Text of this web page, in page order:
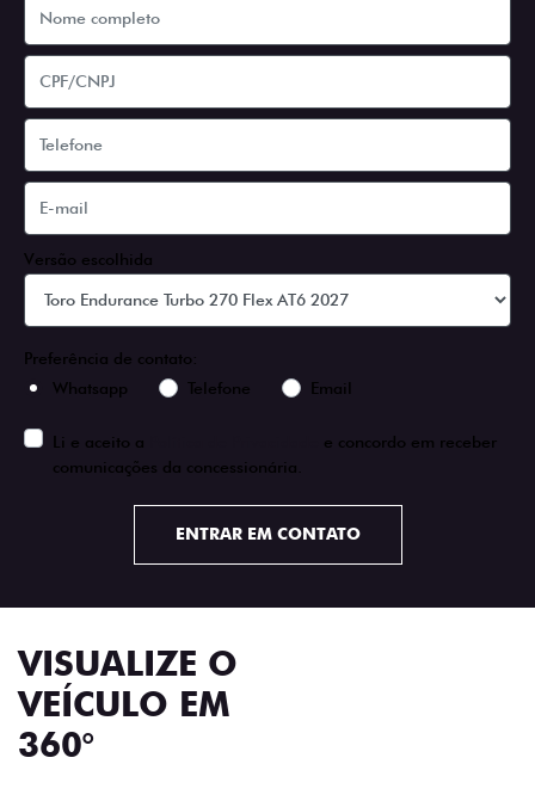
Versão escolhida
Preferência de contato:
Whatsapp
Telefone Email
Li e aceito a
e concordo em receber
comunicações da concessionária.
ENTRAR EM CONTATO
VISUALIZE O
VEÍCULO EM
360°